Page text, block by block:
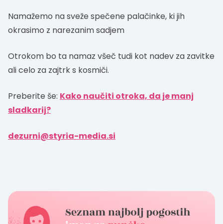
Namažemo na sveže spečene palačinke, ki jih
okrasimo z narezanim sadjem
Otrokom bo ta namaz všeč tudi kot nadev za zavitke
ali celo za zajtrk s kosmiči.
Preberite še: Kako naučiti otroka, da je manj
sladkarij?
dezurni@styria-media.si